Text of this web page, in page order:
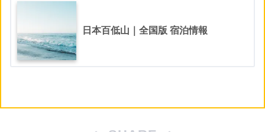
日本百低山｜全国版 宿泊情報